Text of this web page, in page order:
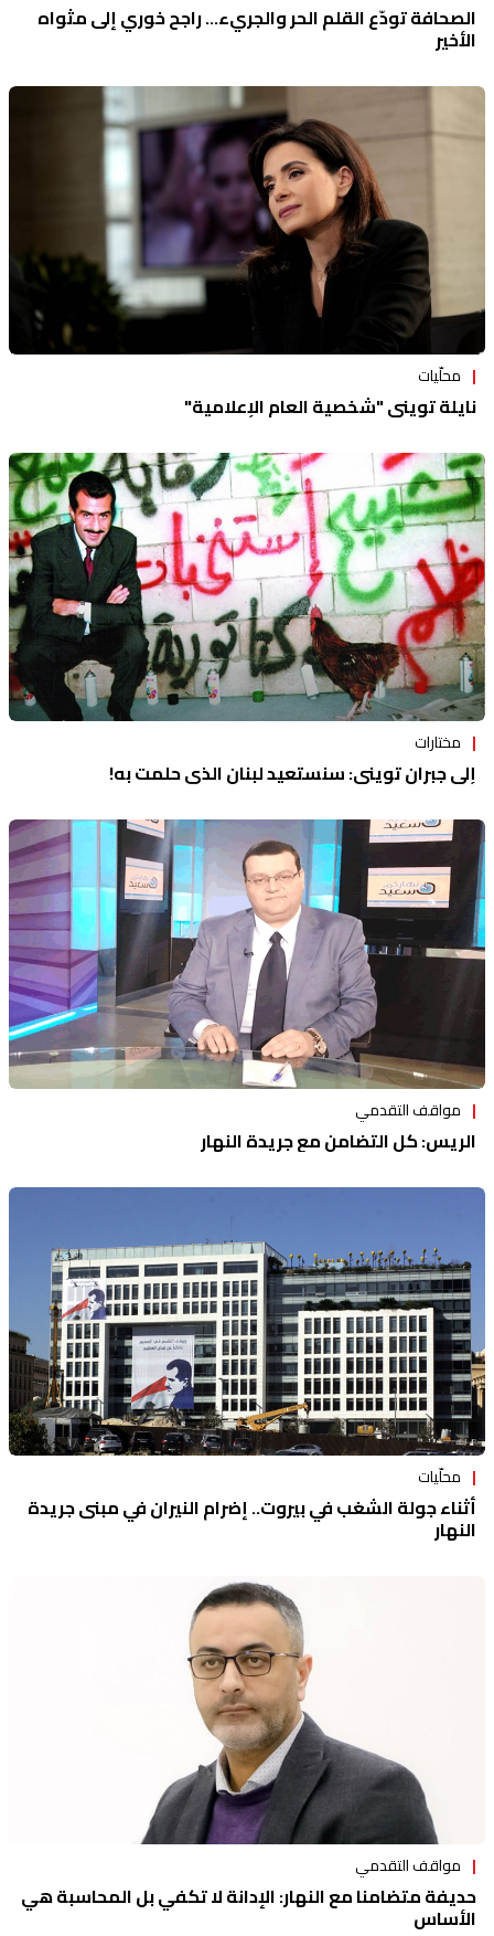
الصحافة تودّع القلم الحر والجريء... راجح خوري إلى مثواه
الأخير
محلّيات
نايلة تويني "شخصية العام الإعلامية"
مختارات
إلى جبران تويني: سنستعيد لبنان الذي حلمت به!
مواقف التقدمي
الريس: كل التضامن مع جريدة النهار
محلّيات
أثناء جولة الشغب في بيروت.. إضرام النيران في مبنى جريدة
النهار
مواقف التقدمي
حديفة متضامنا مع النهار: الإدانة لا تكفي بل المحاسبة هي
الأساس